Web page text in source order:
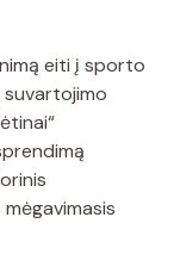
eiti į sporto
suvartojimo